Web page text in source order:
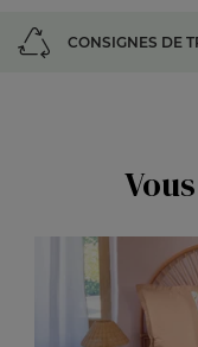
CONSIGNES DE